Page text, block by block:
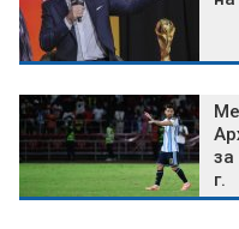
за
г.